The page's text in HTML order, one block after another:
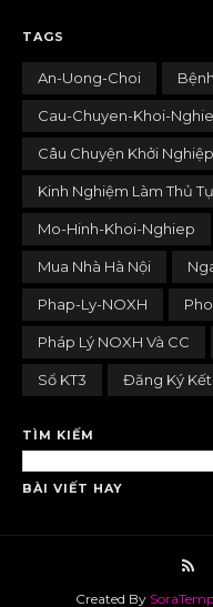
TAGS
An-Uong-Choi
Cau-Chuyen-Khoi-
Câu Chuyện Khởi Nghiệp
Kinh Nghiệm Làm Thủ
Mo-Hinh-Khoi-Nghiep
Mua Nhà Hà Nội
Phap-Ly-NOXH
Pháp Lý NOXH Và CC
Sổ KT3 Đăng Ký
TÌM KIẾM
BÀI VIẾT HAY
Created By